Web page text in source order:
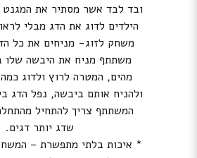
ובד לבד אשר מסתיר את
הילדים לדוג את הדג מבלי
משחק לזוג- מניחים את כל
משתתף מניח את היבשה שלו
מהים, המטרה לרוץ ולדוג
ולהניח אותם ביבשה, נפל הדג
המשתתף צריך להתחיל
שדג יותר דגים.
* איכות בלתי מתפשרת –